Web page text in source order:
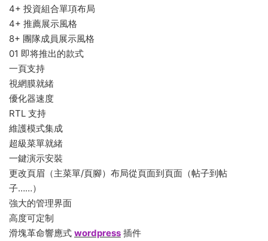
4+ 投資組合單項布局
4+ 推薦展示風格
8+ 團隊成員展示風格
01 即将推出的款式
一頁支持
視網膜就緒
優化器速度
RTL 支持
維護模式集成
超級菜單就緒
一鍵演示安裝
更改頁眉（主菜單/頁腳）布局從頁面到頁面（帖子到帖
子……）
強大的管理界面
高度可定制
滑塊革命響應式 wordpress 插件